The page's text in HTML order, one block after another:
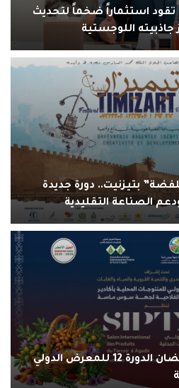
استثماراً ضخماً لتحديث
جاذبيته اللوجستية
بتيزنيت.. دورة جديدة
الصناعة التقليدية
أكادير تستعد لاحتضان الدورة 12 للمعرض الدولي